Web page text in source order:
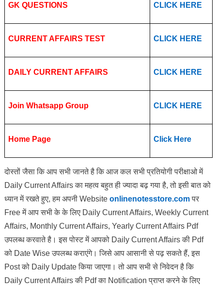
GK QUESTIONS CLICK HERE
CURRENT AFFAIRS TEST CLICK HERE
DAILY CURRENT AFFAIRS CLICK HERE
Join Whatsapp Group CLICK HERE
Home Page Click Here
दोस्तों जैसा कि आप सभी जानते है कि आज कल सभी प्रतियोगी परीक्षाओ में
Daily Current Affairs का महत्व बहुत ही ज्यादा बढ़ गया है, तो इसी बात को
ध्यान में रखते हुए, हम अपनी Website onlinenotesstore.comपर
Free में आप सभी के के लिए Daily Current Affairs, Weekly Current
Affairs, Monthly Current Affairs, Yearly Current Affairs Pdf
उपलब्ध करवाते है। इस पोस्ट में आपको Daily Current Affairs की Pdf
को Date Wise उपलब्ध कराएंगे। जिसे आप आसानी से पढ़ सकते हैं, इस
Post को Daily Update किया जाएगा। तो आप सभी से निवेदन है कि
Daily Current Affairs की Pdf का Notification प्राप्त करने के लिए